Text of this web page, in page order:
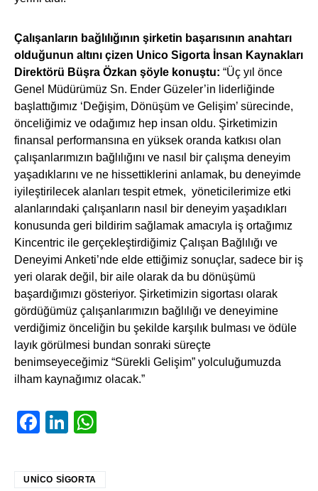
Çalışanların bağlılığının şirketin başarısının anahtarı
olduğunun altını çizen Unico Sigorta İnsan Kaynakları
Direktörü Büşra Özkan şöyle konuştu: “Üç yıl önce
Genel Müdürümüz Sn. Ender Güzeler’in liderliğinde
başlattığımız ‘Değişim, Dönüşüm ve Gelişim’ sürecinde,
önceliğimiz ve odağımız hep insan oldu. Şirketimizin
finansal performansına en yüksek oranda katkısı olan
çalışanlarımızın bağlılığını ve nasıl bir çalışma deneyim
yaşadıklarını ve ne hissettiklerini anlamak, bu deneyimde
iyileştirilecek alanları tespit etmek, yöneticilerimize etki
alanlarındaki çalışanların nasıl bir deneyim yaşadıkları
konusunda geri bildirim sağlamak amacıyla iş ortağımız
Kincentric ile gerçekleştirdiğimiz Çalışan Bağlılığı ve
Deneyimi Anketi’nde elde ettiğimiz sonuçlar, sadece bir iş
yeri olarak değil, bir aile olarak da bu dönüşümü
başardığımızı gösteriyor. Şirketimizin sigortası olarak
gördüğümüz çalışanlarımızın bağlılığı ve deneyimine
verdiğimiz önceliğin bu şekilde karşılık bulması ve ödüle
layık görülmesi bundan sonraki süreçte
benimseyeceğimiz “Sürekli Gelişim” yolculuğumuzda
ilham kaynağımız olacak.”
Facebook
LinkedIn
UNICO SIGORTA